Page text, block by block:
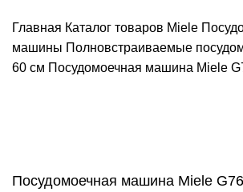
Главная Каталог товаров Miele
машины Полновстраиваемые
60 см Посудомоечная машина Miele
Посудомоечная машина Miele